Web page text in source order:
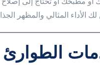
الأداء المثالي والمظهر
الطوارئ